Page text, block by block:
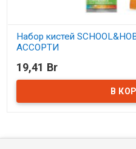
Набор кистей
АССОРТИ
В наличии
19,41 Br